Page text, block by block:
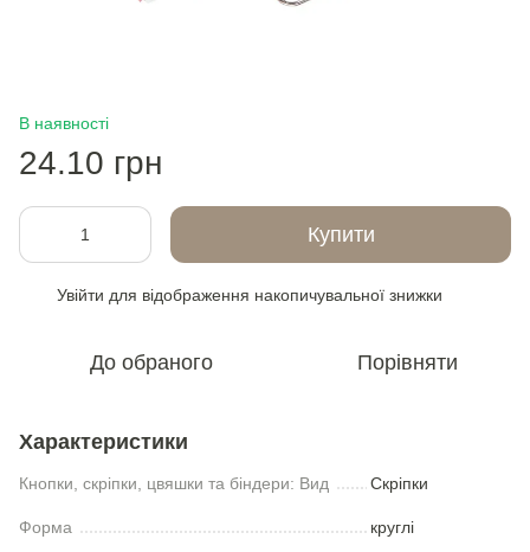
В наявності
24.10 грн
Купити
Увійти для відображення накопичувальної знижки
До обраного Порівняти
Характеристики
Кнопки, скріпки, цвяшки та біндери: Вид Скріпки
Форма круглі